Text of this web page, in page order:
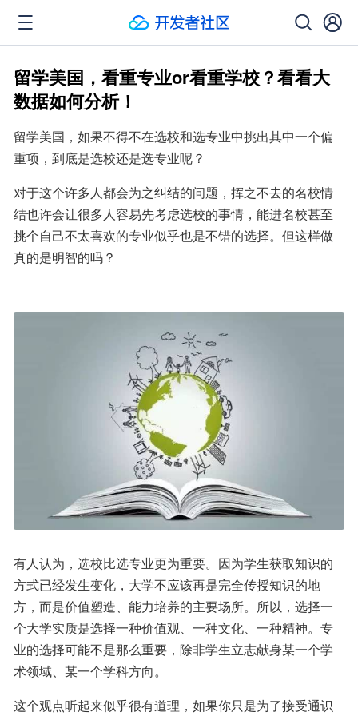
留学美国，看重专业or看重学校？看看大
数据如何分析！
留学美国，如果不得不在选校和选专业中挑出其中一个偏
重项，到底是选校还是选专业呢？
对于这个许多人都会为之纠结的问题，挥之不去的名校情
结也许会让很多人容易先考虑选校的事情，能进名校甚至
挑个自己不太喜欢的专业似乎也是不错的选择。但这样做
真的是明智的吗？
有人认为，选校比选专业更为重要。因为学生获取知识的
方式已经发生变化，大学不应该再是完全传授知识的地
方，而是价值塑造、能力培养的主要场所。所以，选择一
个大学实质是选择一种价值观、一种文化、一种精神。专
业的选择可能不是那么重要，除非学生立志献身某一个学
术领域、某一个学科方向。
这个观点听起来似乎很有道理，如果你只是为了接受通识